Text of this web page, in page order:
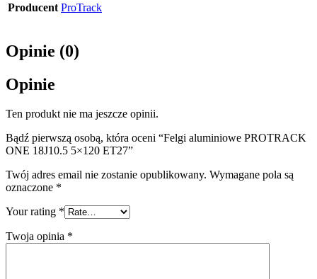
Producent ProTrack
Opinie (0)
Opinie
Ten produkt nie ma jeszcze opinii.
Bądź pierwszą osobą, która oceni “Felgi aluminiowe PROTRACK
ONE 18J10.5 5×120 ET27”
Twój adres email nie zostanie opublikowany. Wymagane pola są
oznaczone *
Your rating *
Twoja opinia *